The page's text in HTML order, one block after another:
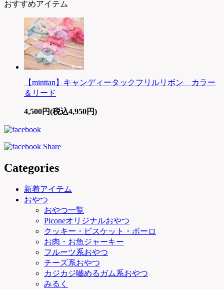
おすすめアイテム
【minttan】キャンディータックフリルリボン カラー
＆リード
4,500円(税込4,950円)
Categories
新着アイテム
おやつ
おやつ一覧
Piconeオリジナルおやつ
クッキー・ビスケット・ボーロ
お肉・お魚ジャーキー
フルーツ系おやつ
チーズ系おやつ
カジカジ嚙めるガム系おやつ
みるく